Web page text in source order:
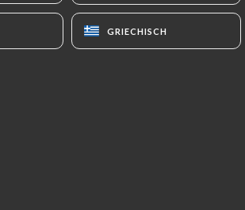
GRIECHISCH
GRIECHISCH